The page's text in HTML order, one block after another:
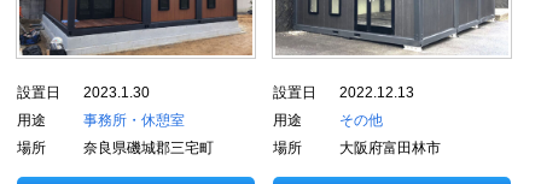
設置日
2023.1.30
用途
事務所・休憩室
場所
奈良県磯城郡三宅町
設置日
2022.12.13
用途
その他
場所
大阪府富田林市